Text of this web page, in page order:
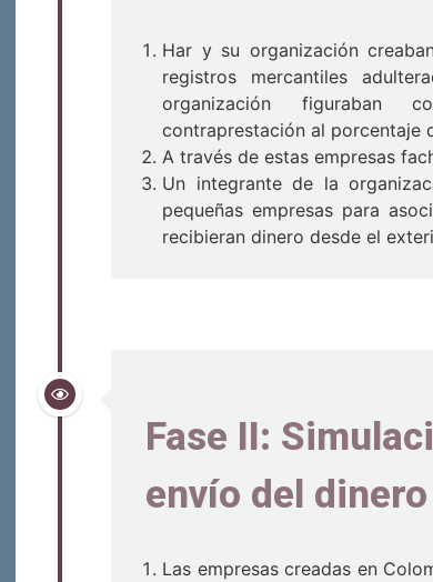
Har y su organización
registros mercantiles
organización figuraban
contraprestación al porcentaje
A través de estas empresas
Un integrante de la
pequeñas empresas para
recibieran dinero desde el
Fase II:
envío del dinero
Las empresas creadas en